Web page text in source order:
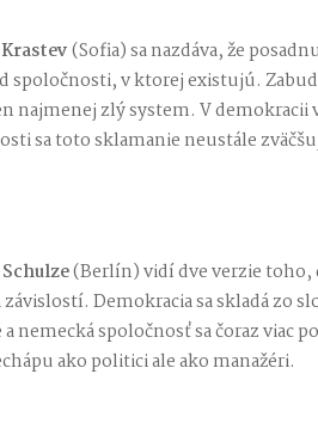
(Sofia) sa nazdáva, že
spoločnosti, v ktorej existujú.
najmenej zlý system. V demokracii
sa toto sklamanie neustále
(Berlín) vidí dve verzie toho,
Demokracia sa skladá zo
nemecká spoločnosť sa čoraz viac
ako politici ale ako manažéri.